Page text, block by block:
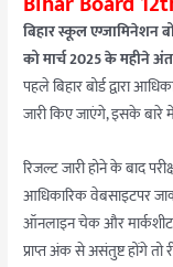
बिहार स्कूल एग्जामिनेशन
को मार्च 2025 के महीने
पहले बिहार बोर्ड द्वारा
जारी किए जाएंगे, इसके बारे
रिजल्ट जारी होने के बाद
आधिकारिक वेबसाइटपर
ऑनलाइन चेक और मार्कशीट
प्राप्त अंक से असंतुष्ट होंगे